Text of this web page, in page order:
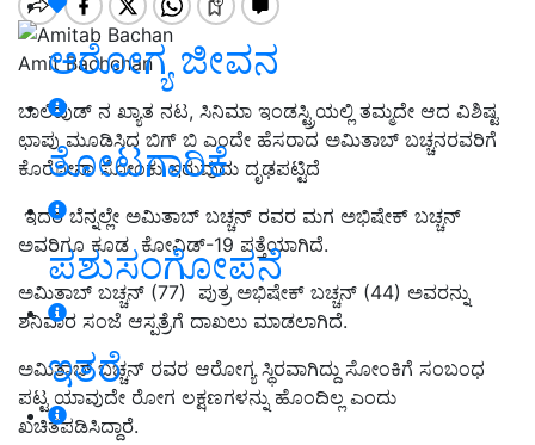
ಆರೋಗ್ಯ ಜೀವನ
ತೋಟಗಾರಿಕೆ
ಪಶುಸಂಗೋಪನೆ
ಇತರೆ
Amit Bachchan
ಬಾಲಿವುಡ್ ನ ಖ್ಯಾತ ನಟ, ಸಿನಿಮಾ ಇಂಡಸ್ಟ್ರಿಯಲ್ಲಿ ತಮ್ಮದೇ ಆದ ವಿಶಿಷ್ಟ
ಛಾಪು ಮೂಡಿಸಿದ ಬಿಗ್ ಬಿ ಎಂದೇ ಹೆಸರಾದ ಅಮಿತಾಬ್ ಬಚ್ಚನರವರಿಗೆ
ಕೊರೋನಾ ಸೋಂಕು ಇರುವುದು ದೃಢಪಟ್ಟಿದೆ
ಇದರ ಬೆನ್ನಲ್ಲೇ ಅಮಿತಾಬ್ ಬಚ್ಚನ್ ರವರ ಮಗ ಅಭಿಷೇಕ್ ಬಚ್ಚನ್
ಅವರಿಗೂ ಕೂಡ ಕೋವಿಡ್-19 ಪತ್ತೆಯಾಗಿದೆ.
ಅಮಿತಾಬ್ ಬಚ್ಚನ್ (77) ಪುತ್ರ ಅಭಿಷೇಕ್ ಬಚ್ಚನ್ (44) ಅವರನ್ನು
ಶನಿವಾರ ಸಂಜೆ ಆಸ್ಪತ್ರೆಗೆ ದಾಖಲು ಮಾಡಲಾಗಿದೆ.
ಅಮಿತಾಭ್ ಬಚ್ಚನ್ ರವರ ಆರೋಗ್ಯ ಸ್ಥಿರವಾಗಿದ್ದು ಸೋಂಕಿಗೆ ಸಂಬಂಧ
ಪಟ್ಟ ಯಾವುದೇ ರೋಗ ಲಕ್ಷಣಗಳನ್ನು ಹೊಂದಿಲ್ಲ ಎಂದು
ಖಚಿತಪಡಿಸಿದ್ದಾರೆ.